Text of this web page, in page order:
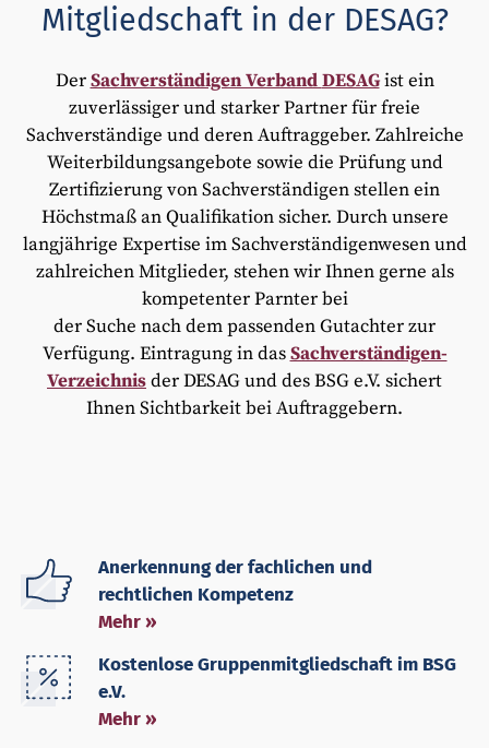
Mitgliedschaft in der DESAG?
DerSachverständigen VerbandDESAG ist ein
zuverlässiger und starker Partner für freie
Sachverständige und deren Auftraggeber. Zahlreiche
Weiterbildungsangebote sowie die Prüfung und
Zertifizierung von Sachverständigen stellen ein
Höchstmaß an Qualifikation sicher. Durch unsere
langjährige Expertise im Sachverständigenwesen und
zahlreichen Mitglieder, stehen wir Ihnen gerne als
kompetenter Parnter bei
der Suche nach dem passenden Gutachter zur
Verfügung. Eintragung in dasSachverständigen-
Verzeichnisder DESAG und des BSG e.V. sichert
Ihnen Sichtbarkeit bei Auftraggebern.
Anerkennung der fachlichen und
rechtlichen Kompetenz
Mehr »
Kostenlose Gruppenmitgliedschaft im BSG
e.V.
Mehr »